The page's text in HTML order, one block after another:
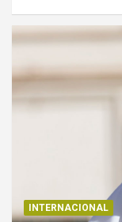
INTERNACIONAL